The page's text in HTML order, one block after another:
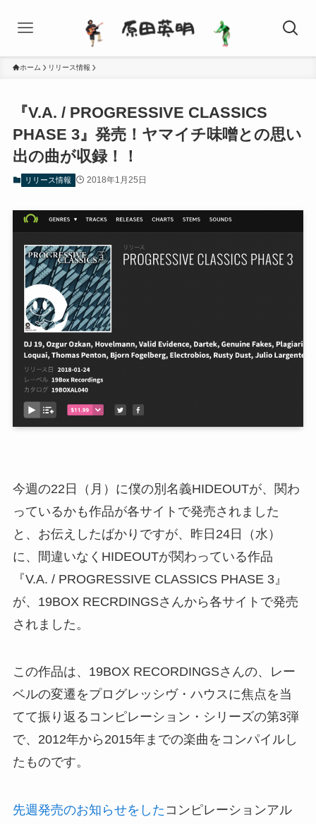
ホーム リリース情報
『V.A. / PROGRESSIVE CLASSICS
PHASE 3』発売！ヤマイチ味噌との思い
出の曲が収録！！
リリース情報 2018年1月25日
今週の22日（月）に僕の別名義HIDEOUTが、関わ
っているかも作品が各サイトで発売されました
と、お伝えしたばかりですが、昨日24日（水）
に、間違いなくHIDEOUTが関わっている作品
『V.A. / PROGRESSIVE CLASSICS PHASE 3』
が、19BOX RECRDINGSさんから各サイトで発売
されました。
この作品は、19BOX RECORDINGSさんの、レー
ベルの変遷をプログレッシヴ・ハウスに焦点を当
てて振り返るコンピレーション・シリーズの第3弾
で、2012年から2015年までの楽曲をコンパイルし
たものです。
先週発売のお知らせをした コンピレーションアル